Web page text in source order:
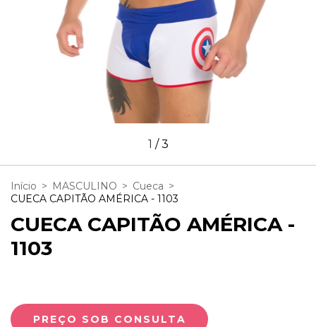
1 /3
Início > MASCULINO > Cueca >
CUECA CAPITÃO AMÉRICA - 1103
CUECA CAPITÃO AMÉRICA -
1103